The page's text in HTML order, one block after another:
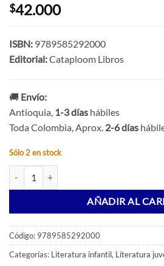
$42.000
ISBN: 9789585292000
Editorial:Cataploom Libros
🚚 Envío:
Antioquia, 1-3 días hábiles
Toda Colombia, Aprox. 2-6 días
Sólo 2 en stock
De los pies a la cabeza cantidad
AÑADIR AL
Código: 9789585292000
Categorías: Literatura infantil, Literatura